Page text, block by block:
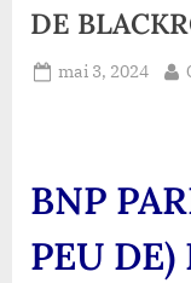
DE
Posted
mai 3, 2024
BNP
PEU DE)